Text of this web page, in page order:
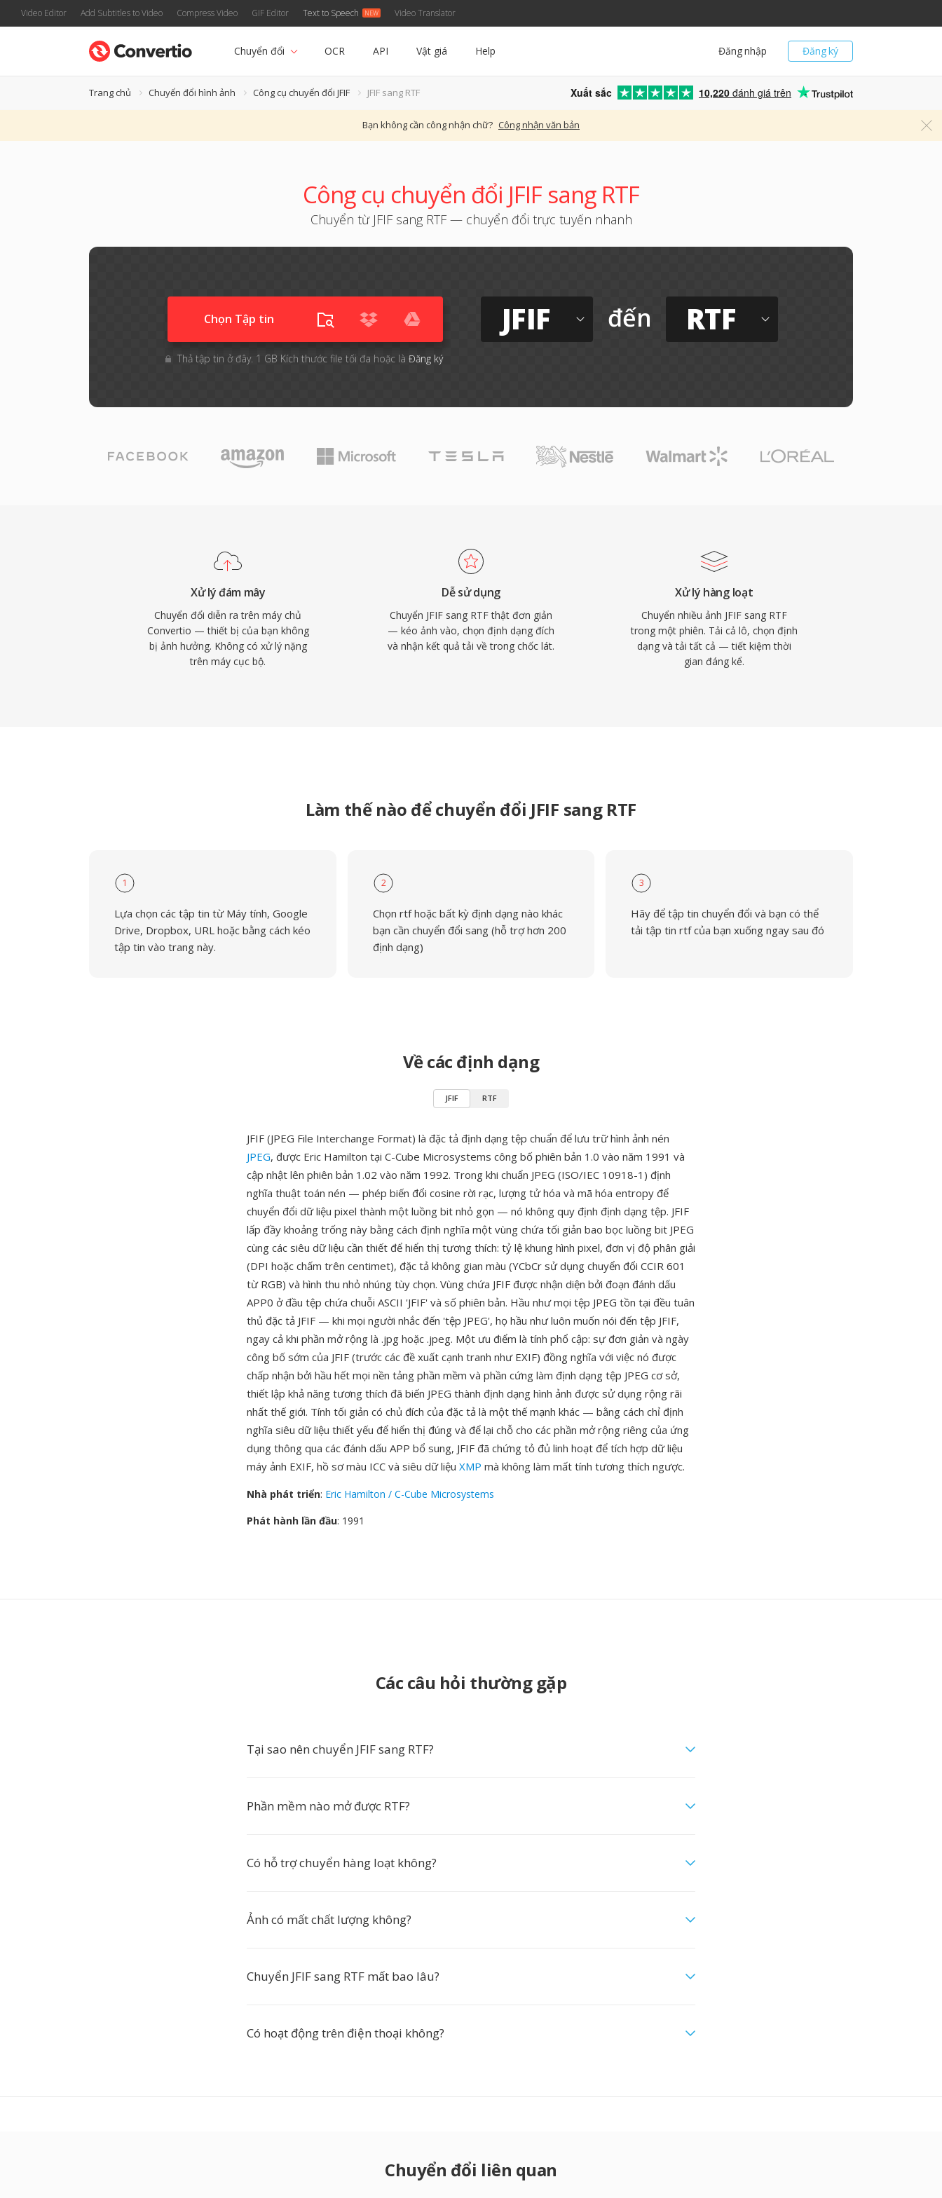
Video Editor Add Subtitles to Video Compress Video GIF Editor Text to Speech Video Translator
Đăng ký
Đăng nhập
Chuyển đổi OCR API Vật giá Help
Trang chủ Chuyển đổi hình ảnh Công cụ chuyển đổi JFIF JFIF sang RTF Xuất sắc 10,220 đánh giá trên
Bạn không cần công nhận chữ? Công nhận văn bản
Công cụ chuyển đổi JFIF sang RTF
Chuyển từ JFIF sang RTF — chuyển đổi trực tuyến nhanh
Chọn Tập tin
Thả tập tin ở đây. 1 GB Kích thước file tối đa hoặc là Đăng ký
JFIF đến RTF
Xử lý đám mây
Chuyển đổi diễn ra trên máy chủ
Convertio — thiết bị của bạn không
bị ảnh hưởng. Không có xử lý nặng
trên máy cục bộ.
Dễ sử dụng
Chuyển JFIF sang RTF thật đơn giản
— kéo ảnh vào, chọn định dạng đích
và nhận kết quả tải về trong chốc lát.
Xử lý hàng loạt
Chuyển nhiều ảnh JFIF sang RTF
trong một phiên. Tải cả lô, chọn định
dạng và tải tất cả — tiết kiệm thời
gian đáng kể.
Làm thế nào để chuyển đổi JFIF sang RTF
1
Lựa chọn các tập tin từ Máy tính, Google
Drive, Dropbox, URL hoặc bằng cách kéo
tập tin vào trang này.
2
Chọn rtf hoặc bất kỳ định dạng nào khác
bạn cần chuyển đổi sang (hỗ trợ hơn 200
định dạng)
3
Hãy để tập tin chuyển đổi và bạn có thể
tải tập tin rtf của bạn xuống ngay sau đó
Về các định dạng
JFIF RTF
JFIF (JPEG File Interchange Format) là đặc tả định dạng tệp chuẩn để lưu trữ hình ảnh nén
JPEG, được Eric Hamilton tại C-Cube Microsystems công bố phiên bản 1.0 vào năm 1991 và
cập nhật lên phiên bản 1.02 vào năm 1992. Trong khi chuẩn JPEG (ISO/IEC 10918-1) định
nghĩa thuật toán nén — phép biến đổi cosine rời rạc, lượng tử hóa và mã hóa entropy để
chuyển đổi dữ liệu pixel thành một luồng bit nhỏ gọn — nó không quy định định dạng tệp. JFIF
lấp đầy khoảng trống này bằng cách định nghĩa một vùng chứa tối giản bao bọc luồng bit JPEG
cùng các siêu dữ liệu cần thiết để hiển thị tương thích: tỷ lệ khung hình pixel, đơn vị độ phân giải
(DPI hoặc chấm trên centimet), đặc tả không gian màu (YCbCr sử dụng chuyển đổi CCIR 601
từ RGB) và hình thu nhỏ nhúng tùy chọn. Vùng chứa JFIF được nhận diện bởi đoạn đánh dấu
APP0 ở đầu tệp chứa chuỗi ASCII 'JFIF' và số phiên bản. Hầu như mọi tệp JPEG tồn tại đều tuân
thủ đặc tả JFIF — khi mọi người nhắc đến 'tệp JPEG', họ hầu như luôn muốn nói đến tệp JFIF,
ngay cả khi phần mở rộng là .jpg hoặc .jpeg. Một ưu điểm là tính phổ cập: sự đơn giản và ngày
công bố sớm của JFIF (trước các đề xuất cạnh tranh như EXIF) đồng nghĩa với việc nó được
chấp nhận bởi hầu hết mọi nền tảng phần mềm và phần cứng làm định dạng tệp JPEG cơ sở,
thiết lập khả năng tương thích đã biến JPEG thành định dạng hình ảnh được sử dụng rộng rãi
nhất thế giới. Tính tối giản có chủ đích của đặc tả là một thế mạnh khác — bằng cách chỉ định
nghĩa siêu dữ liệu thiết yếu để hiển thị đúng và để lại chỗ cho các phần mở rộng riêng của ứng
dụng thông qua các đánh dấu APP bổ sung, JFIF đã chứng tỏ đủ linh hoạt để tích hợp dữ liệu
máy ảnh EXIF, hồ sơ màu ICC và siêu dữ liệu XMP mà không làm mất tính tương thích ngược.
Nhà phát triển: Eric Hamilton / C-Cube Microsystems
Phát hành lần đầu: 1991
Các câu hỏi thường gặp
Tại sao nên chuyển JFIF sang RTF?
Phần mềm nào mở được RTF?
Có hỗ trợ chuyển hàng loạt không?
Ảnh có mất chất lượng không?
Chuyển JFIF sang RTF mất bao lâu?
Có hoạt động trên điện thoại không?
Chuyển đổi liên quan